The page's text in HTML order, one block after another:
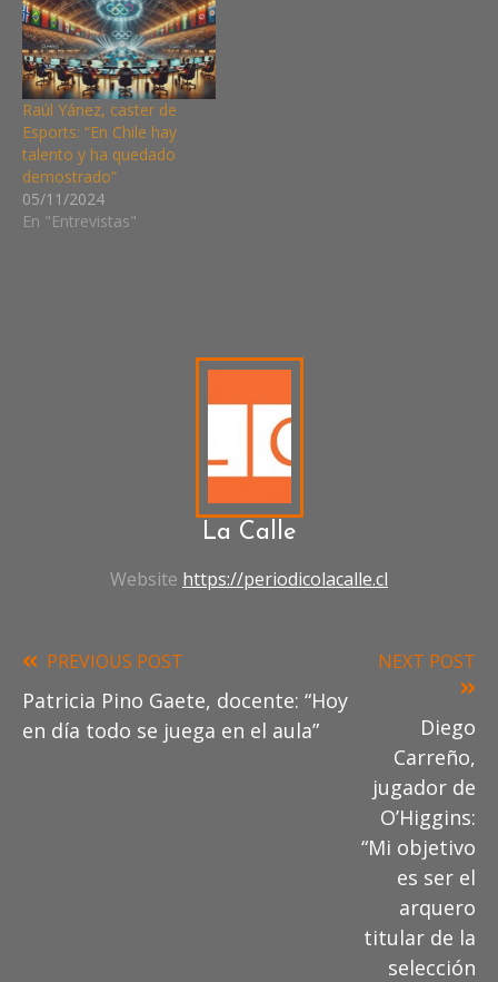
Raúl Yánez, caster de
Esports: “En Chile hay
talento y ha quedado
demostrado”
05/11/2024
En "Entrevistas"
MOSQUEIRA
La Calle
Website https://periodicolacalle.cl
Read
more
PREVIOUS POST
Patricia Pino Gaete, docente: “Hoy
en día todo se juega en el aula”
NEXT POST
Diego
Carreño,
jugador de
O’Higgins:
“Mi objetivo
es ser el
arquero
titular de la
selección